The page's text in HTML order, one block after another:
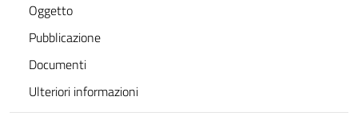
Oggetto
Pubblicazione
Documenti
Ulteriori informazioni